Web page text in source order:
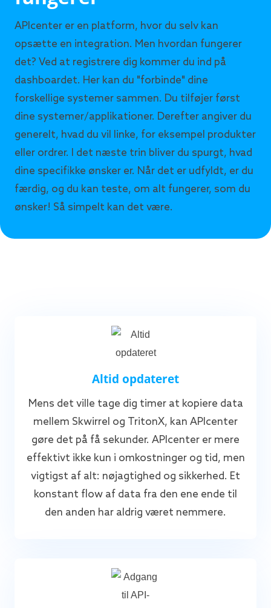
APIcenter er en platform, hvor du selv kan
opsætte en integration. Men hvordan fungerer
det? Ved at registrere dig kommer du ind på
dashboardet. Her kan du "forbinde" dine
forskellige systemer sammen. Du tilføjer først
dine systemer/applikationer. Derefter angiver du
generelt, hvad du vil linke, for eksempel produkter
eller ordrer. I det næste trin bliver du spurgt, hvad
dine specifikke ønsker er. Når det er udfyldt, er du
færdig, og du kan teste, om alt fungerer, som du
ønsker! Så simpelt kan det være.
Altid opdateret
Mens det ville tage dig timer at kopiere data
mellem Skwirrel og TritonX, kan APIcenter
gøre det på få sekunder. APIcenter er mere
effektivt ikke kun i omkostninger og tid, men
vigtigst af alt: nøjagtighed og sikkerhed. Et
konstant flow af data fra den ene ende til
den anden har aldrig været nemmere.